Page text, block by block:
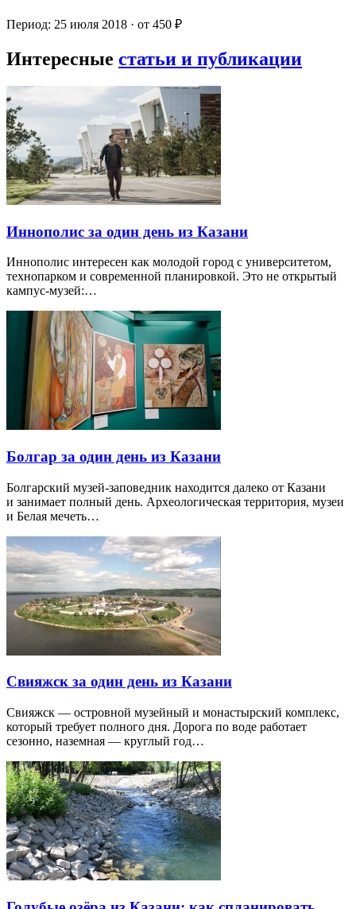
Период: 25 июля 2018 · от 450 ₽
Интересные статьи и публикации
Иннополис за один день из Казани
Иннополис интересен как молодой город с университетом,
технопарком и современной планировкой. Это не открытый
кампус-музей:…
Болгар за один день из Казани
Болгарский музей-заповедник находится далеко от Казани
и занимает полный день. Археологическая территория, музеи
и Белая мечеть…
Свияжск за один день из Казани
Свияжск — островной музейный и монастырский комплекс,
который требует полного дня. Дорога по воде работает
сезонно, наземная — круглый год…